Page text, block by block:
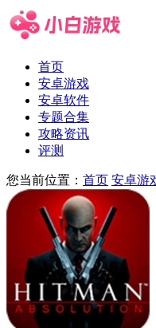
首页
安卓游戏
安卓软件
专题合集
攻略资讯
评测
您当前位置： 首页 安卓游